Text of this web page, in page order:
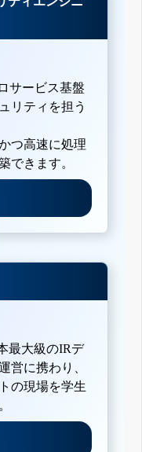
サービス基盤
リティを担う
つ高速に処理
できます。
最大級のIRデ
営に携わり、
の現場を学生